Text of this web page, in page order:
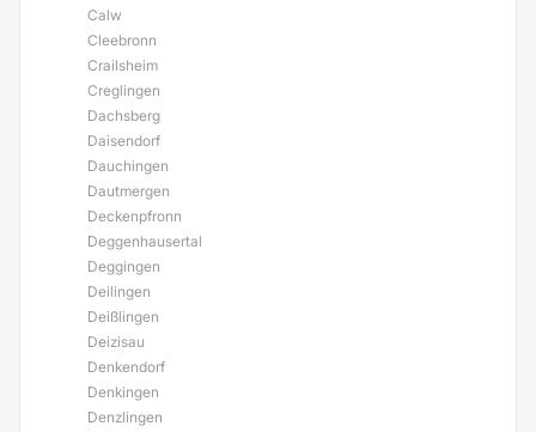
Calw
Cleebronn
Crailsheim
Creglingen
Dachsberg
Daisendorf
Dauchingen
Dautmergen
Deckenpfronn
Deggenhausertal
Deggingen
Deilingen
Deißlingen
Deizisau
Denkendorf
Denkingen
Denzlingen